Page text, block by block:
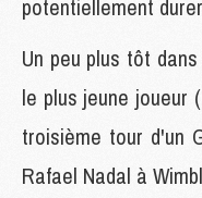
potentiellement
Un peu plus tôt
le plus jeune joueur
troisième tour d'un
Rafael Nadal à